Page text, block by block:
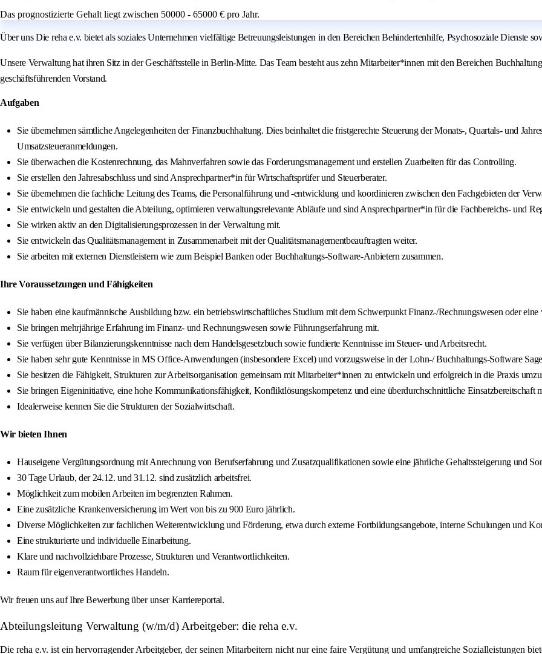
Das prognostizierte Gehalt liegt zwischen 50000 - 65000 € pro Jahr.
Über uns Die reha e.v. bietet als soziales Unternehmen vielfältige Betreuungsleistungen in den Bereichen Behindertenhilfe, Psychosoziale Dienste
Unsere Verwaltung hat ihren Sitz in der Geschäftsstelle in Berlin-Mitte. Das Team besteht aus zehn Mitarbeiter*innen mit den Bereichen
geschäftsführenden Vorstand.
Aufgaben
Sie übernehmen sämtliche Angelegenheiten der Finanzbuchhaltung. Dies beinhaltet die fristgerechte Steuerung der Monats-, Quartals- und
Umsatzsteueranmeldungen.
Sie überwachen die Kostenrechnung, das Mahnverfahren sowie das Forderungsmanagement und erstellen Zuarbeiten für das Controlling.
Sie erstellen den Jahresabschluss und sind Ansprechpartner*in für Wirtschaftsprüfer und Steuerberater.
Sie übernehmen die fachliche Leitung des Teams, die Personalführung und -entwicklung und koordinieren zwischen den Fachgebieten der
Sie entwickeln und gestalten die Abteilung, optimieren verwaltungsrelevante Abläufe und sind Ansprechpartner*in für die Fachbereichs- und
Sie wirken aktiv an den Digitalisierungsprozessen in der Verwaltung mit.
Sie entwickeln das Qualitätsmanagement in Zusammenarbeit mit der Qualitätsmanagementbeauftragten weiter.
Sie arbeiten mit externen Dienstleistern wie zum Beispiel Banken oder Buchhaltungs-Software-Anbietern zusammen.
Ihre Voraussetzungen und Fähigkeiten
Sie haben eine kaufmännische Ausbildung bzw. ein betriebswirtschaftliches Studium mit dem Schwerpunkt Finanz-/Rechnungswesen oder
Sie bringen mehrjährige Erfahrung im Finanz- und Rechnungswesen sowie Führungserfahrung mit.
Sie verfügen über Bilanzierungskenntnisse nach dem Handelsgesetzbuch sowie fundierte Kenntnisse im Steuer- und Arbeitsrecht.
Sie haben sehr gute Kenntnisse in MS Office-Anwendungen (insbesondere Excel) und vorzugsweise in der Lohn-/ Buchhaltungs-Software
Sie besitzen die Fähigkeit, Strukturen zur Arbeitsorganisation gemeinsam mit Mitarbeiter*innen zu entwickeln und erfolgreich in die Praxis
Sie bringen Eigeninitiative, eine hohe Kommunikationsfähigkeit, Konfliktlösungskompetenz und eine überdurchschnittliche Einsatzbereitschaft
Idealerweise kennen Sie die Strukturen der Sozialwirtschaft.
Wir bieten Ihnen
Hauseigene Vergütungsordnung mit Anrechnung von Berufserfahrung und Zusatzqualifikationen sowie eine jährliche Gehaltssteigerung und
30 Tage Urlaub, der 24.12. und 31.12. sind zusätzlich arbeitsfrei.
Möglichkeit zum mobilen Arbeiten im begrenzten Rahmen.
Eine zusätzliche Krankenversicherung im Wert von bis zu 900 Euro jährlich.
Diverse Möglichkeiten zur fachlichen Weiterentwicklung und Förderung, etwa durch externe Fortbildungsangebote, interne Schulungen und
Eine strukturierte und individuelle Einarbeitung.
Klare und nachvollziehbare Prozesse, Strukturen und Verantwortlichkeiten.
Raum für eigenverantwortliches Handeln.
Wir freuen uns auf Ihre Bewerbung über unser Karriereportal.
Abteilungsleitung Verwaltung (w/m/d) Arbeitgeber: die reha e.v.
Die reha e.v. ist ein hervorragender Arbeitgeber, der seinen Mitarbeitern nicht nur eine faire Vergütung und umfangreiche Sozialleistungen